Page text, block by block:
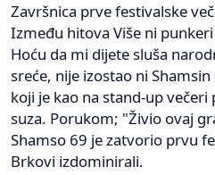
Završnica prve festivalske
Između hitova Više ni
Hoću da mi dijete sluša
sreće, nije izostao ni
koji je kao na stand-up
suza. Porukom; "Živio ovaj
Shamso 69 je zatvorio prvu
Brkovi izdominirali.